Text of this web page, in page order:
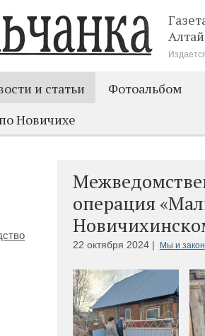
и статьи
Фотоальбом
Новичихе
операция
22 октября 2024 | Мы и закон